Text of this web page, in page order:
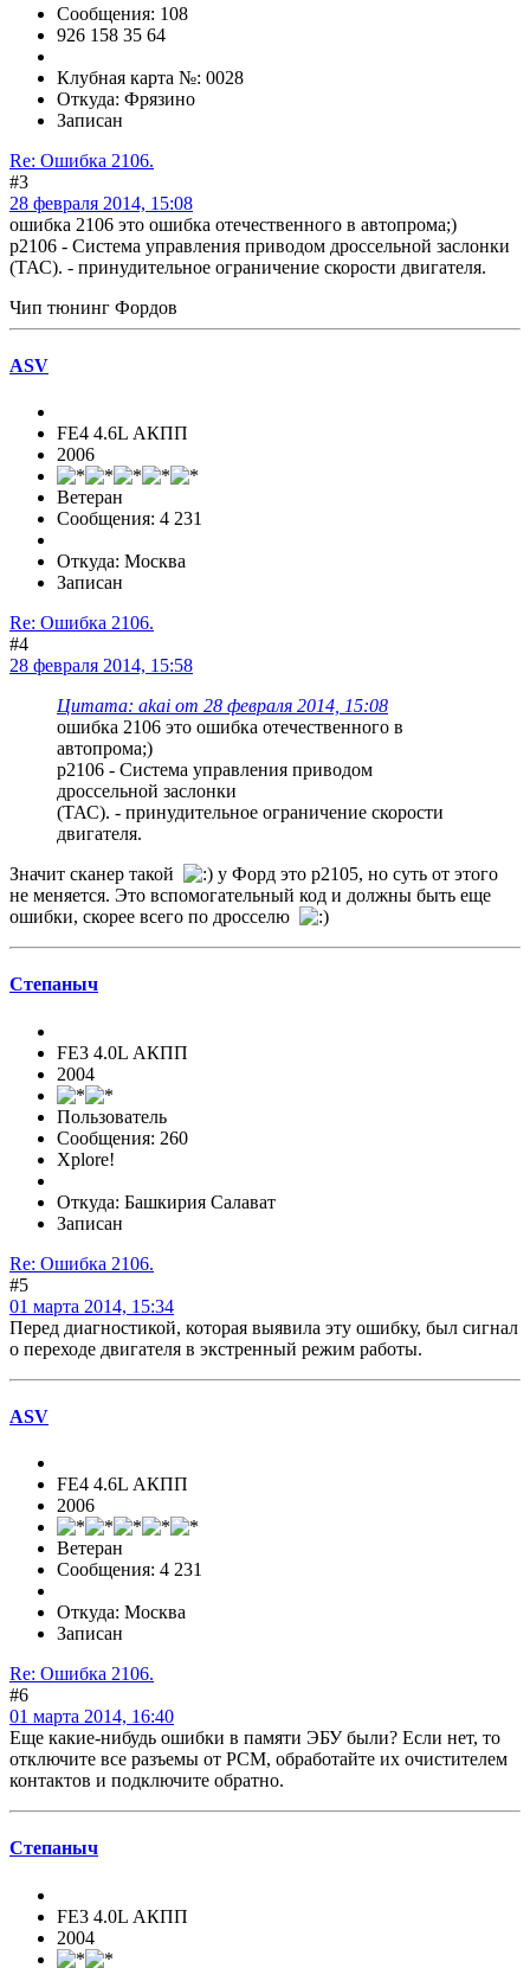
Сообщения: 108
926 158 35 64
Клубная карта №: 0028
Откуда: Фрязино
Записан
Re: Ошибка 2106.
#3
28 февраля 2014, 15:08
ошибка 2106 это ошибка отечественного в автопрома;)
p2106 - Система управления приводом дроссельной заслонки
(ТАС). - принудительное ограничение скорости двигателя.
Чип тюнинг Фордов
ASV
FE4 4.6L АКПП
2006
Ветеран
Сообщения: 4 231
Откуда: Москва
Записан
Re: Ошибка 2106.
#4
28 февраля 2014, 15:58
Цитата: akai от 28 февраля 2014, 15:08
ошибка 2106 это ошибка отечественного в
автопрома;)
p2106 - Система управления приводом
дроссельной заслонки
(ТАС). - принудительное ограничение скорости
двигателя.
Значит сканер такой
у Форд это р2105, но суть от этого
не меняется. Это вспомогательный код и должны быть еще
ошибки, скорее всего по дросселю
Степаныч
FE3 4.0L АКПП
2004
Пользователь
Сообщения: 260
Xplore!
Откуда: Башкирия Салават
Записан
Re: Ошибка 2106.
#5
01 марта 2014, 15:34
Перед диагностикой, которая выявила эту ошибку, был сигнал
о переходе двигателя в экстренный режим работы.
ASV
FE4 4.6L АКПП
2006
Ветеран
Сообщения: 4 231
Откуда: Москва
Записан
Re: Ошибка 2106.
#6
01 марта 2014, 16:40
Еще какие-нибудь ошибки в памяти ЭБУ были? Если нет, то
отключите все разъемы от РСМ, обработайте их очистителем
контактов и подключите обратно.
Степаныч
FE3 4.0L АКПП
2004